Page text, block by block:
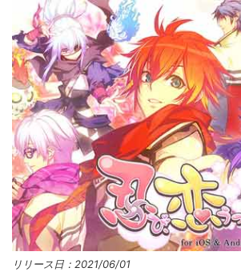
リリース日：2021/06/01